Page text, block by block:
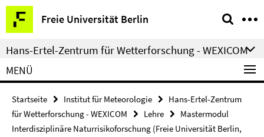
Springe
direkt
zu
Inhalt
Freie Universität Berlin
Service-
Navigation
Hans-Ertel-Zentrum für Wetterforschung - WEXICOM
MENÜ
Startseite Institut für Meteorologie
Hans-Ertel-Zentrum
für Wetterforschung - WEXICOM
Lehre
Mastermodul
Interdisziplinäre Naturrisikoforschung (Freie Universität Berlin,